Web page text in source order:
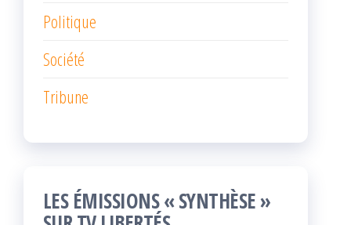
Politique
Société
Tribune
LES ÉMISSIONS « SYNTHÈSE »